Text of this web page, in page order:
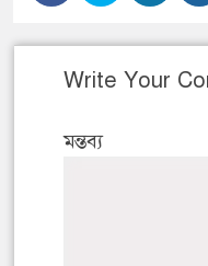
Write Your
মন্তব্য